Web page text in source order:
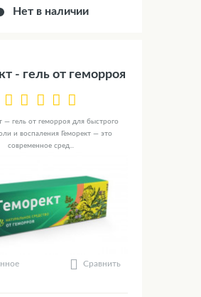
Нет в наличии
- гель от геморроя
— гель от геморроя для быстрого
и воспаления Геморект — это
современное сред...
Сравнить